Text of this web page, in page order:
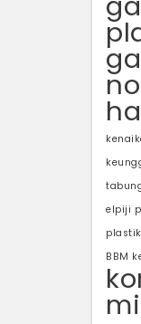
elpiji
plastik
BBM